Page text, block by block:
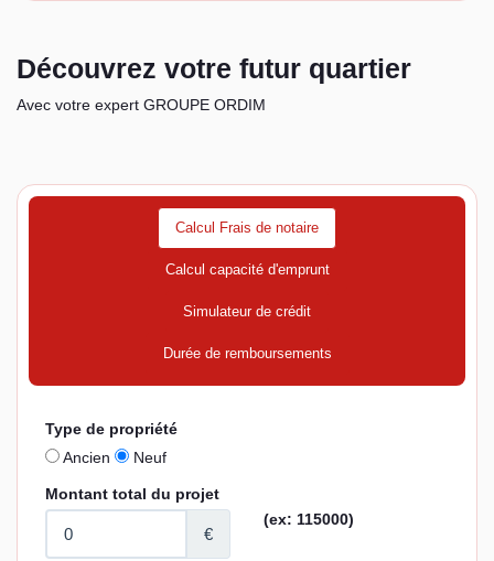
Découvrez votre futur quartier
Avec votre expert GROUPE ORDIM
Calcul Frais de notaire
Calcul capacité d'emprunt
Simulateur de crédit
Durée de remboursements